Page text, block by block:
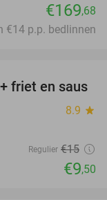
€169,68
€14 p.p. bedlinnen
37%
friet en saus
8.9 star
Regulier €15
€9,50